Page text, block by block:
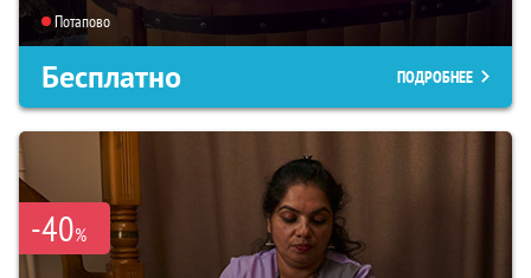
Потапово
Бесплатно ПОДРОБНЕЕ
-40%